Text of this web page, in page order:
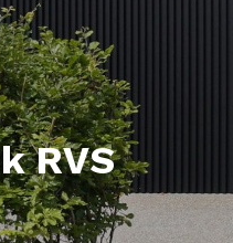
RVS